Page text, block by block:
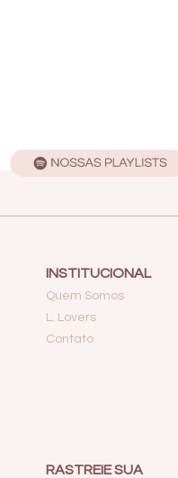
INSTITUCIONAL
Quem Somos
L. Lovers
Contato
RASTREIE SUA